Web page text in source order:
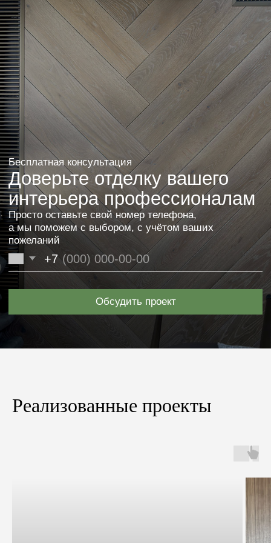
Реализованные проекты
Хотите также? Оставьте заявку или свяжитесь
с нами. Мы поможем в выборе, исходя из ваших
пожеланий и бюджета.
Оставить заявку
Другие проекты